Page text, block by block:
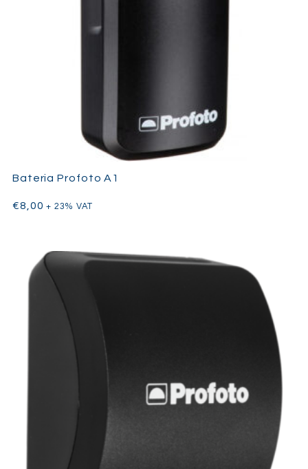
Bateria Profoto A1
€8,00 + 23% VAT